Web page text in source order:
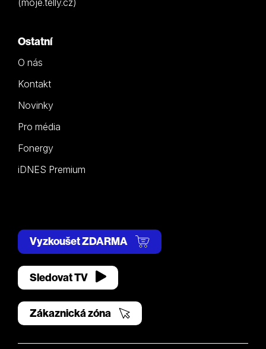
Ostatní
O nás
Kontakt
Novinky
Pro média
Fonergy
iDNES Premium
Vyzkoušet ZDARMA
Sledovat TV
Zákaznická zóna